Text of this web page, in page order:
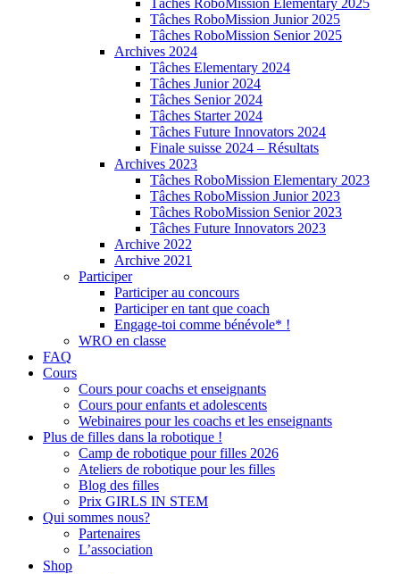
Tâches RoboMission Elementary 2025
Tâches RoboMission Junior 2025
Tâches RoboMission Senior 2025
Archives 2024
Tâches Elementary 2024
Tâches Junior 2024
Tâches Senior 2024
Tâches Starter 2024
Tâches Future Innovators 2024
Finale suisse 2024 – Résultats
Archives 2023
Tâches RoboMission Elementary 2023
Tâches RoboMission Junior 2023
Tâches RoboMission Senior 2023
Tâches Future Innovators 2023
Archive 2022
Archive 2021
Participer
Participer au concours
Participer en tant que coach
Engage-toi comme bénévole* !
WRO en classe
FAQ
Cours
Cours pour coachs et enseignants
Cours pour enfants et adolescents
Webinaires pour les coachs et les enseignants
Plus de filles dans la robotique !
Camp de robotique pour filles 2026
Ateliers de robotique pour les filles
Blog des filles
Prix GIRLS IN STEM
Qui sommes nous?
Partenaires
L’association
Shop